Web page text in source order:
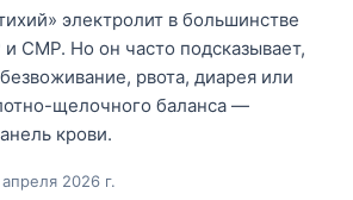
электролит в большинстве
CMP. Но он часто подсказывает,
рвота, диарея или
щелочного баланса —
крови.
2026 г.